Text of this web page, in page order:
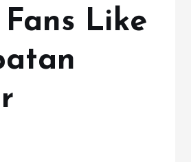
Like